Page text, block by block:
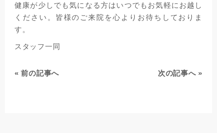
健康が少しでも気になる方はいつでもお気軽にお越し
ください。皆様のご来院を心よりお待ちしておりま
す。
スタッフ一同
«前の記事へ 次の記事へ»